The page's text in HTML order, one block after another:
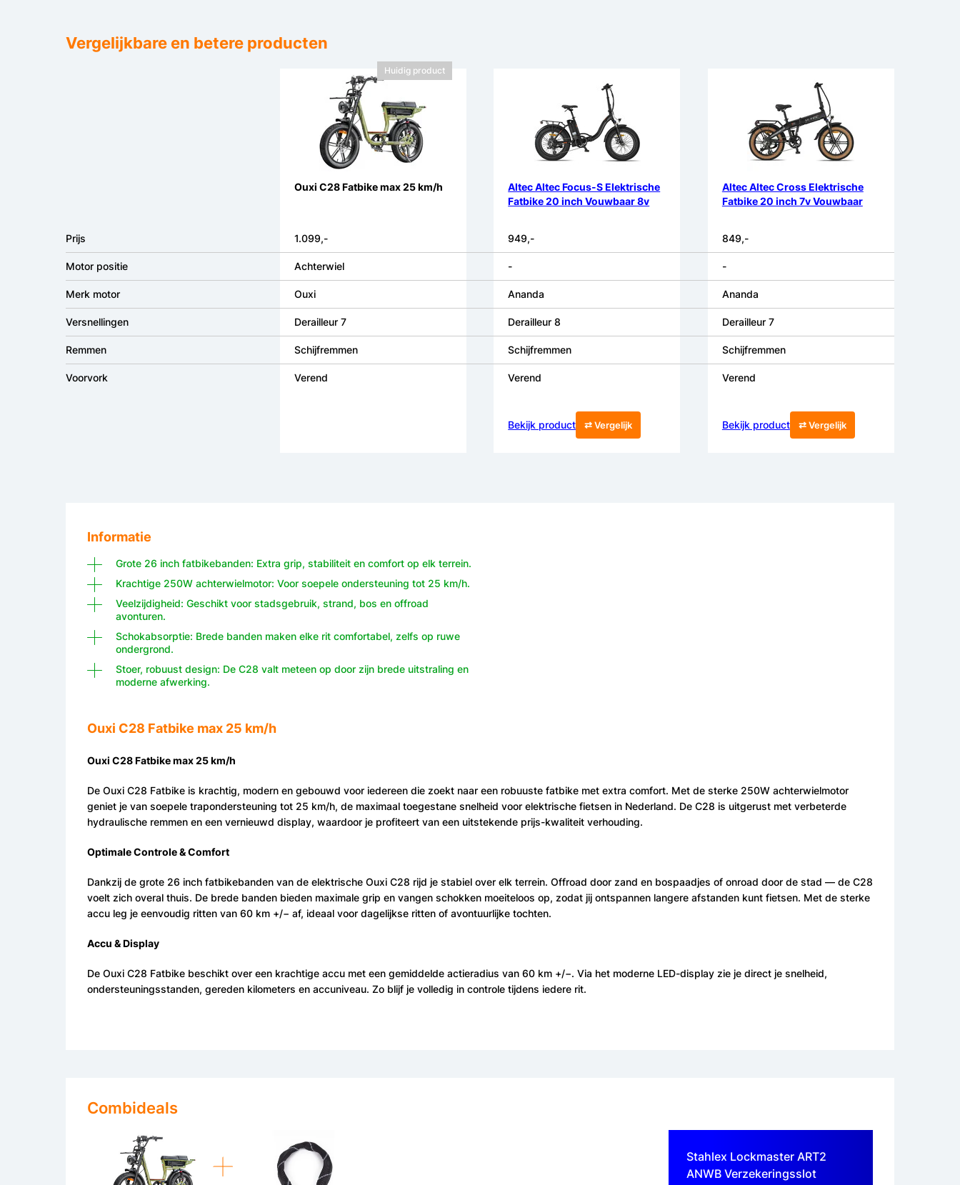
Vergelijkbare en betere producten
Huidig product
Ouxi C28 Fatbike max 25 km/h
Prijs 1.099,-
Motor positie Achterwiel
Merk motor Ouxi
Versnellingen Derailleur 7
Remmen Schijfremmen
Voorvork Verend
Altec Altec Focus-S Elektrische
Fatbike 20 inch Vouwbaar 8v
949,-
-
Ananda
Derailleur 8
Schijfremmen
Verend
Bekijk product ⇄ Vergelijk
Altec Altec Cross Elektrische
Fatbike 20 inch 7v Vouwbaar
849,-
-
Ananda
Derailleur 7
Schijfremmen
Verend
Bekijk product ⇄ Vergelijk
Combideals
Stahlex Lockmaster ART2
ANWB Verzekeringsslot
Informatie
Grote 26 inch fatbikebanden: Extra grip, stabiliteit en comfort op elk terrein.
Krachtige 250W achterwielmotor: Voor soepele ondersteuning tot 25 km/h.
Veelzijdigheid: Geschikt voor stadsgebruik, strand, bos en offroad
avonturen.
Schokabsorptie: Brede banden maken elke rit comfortabel, zelfs op ruwe
ondergrond.
Stoer, robuust design: De C28 valt meteen op door zijn brede uitstraling en
moderne afwerking.
Ouxi C28 Fatbike max 25 km/h
Ouxi C28 Fatbike max 25 km/h
De Ouxi C28 Fatbike is krachtig, modern en gebouwd voor iedereen die zoekt naar een robuuste fatbike met extra comfort. Met de sterke 250W achterwielmotor
geniet je van soepele trapondersteuning tot 25 km/h, de maximaal toegestane snelheid voor elektrische fietsen in Nederland. De C28 is uitgerust met verbeterde
hydraulische remmen en een vernieuwd display, waardoor je profiteert van een uitstekende prijs-kwaliteit verhouding.
Optimale Controle & Comfort
Dankzij de grote 26 inch fatbikebanden van de elektrische Ouxi C28 rijd je stabiel over elk terrein. Offroad door zand en bospaadjes of onroad door de stad — de C28
voelt zich overal thuis. De brede banden bieden maximale grip en vangen schokken moeiteloos op, zodat jij ontspannen langere afstanden kunt fietsen. Met de sterke
accu leg je eenvoudig ritten van 60 km +/− af, ideaal voor dagelijkse ritten of avontuurlijke tochten.
Accu & Display
De Ouxi C28 Fatbike beschikt over een krachtige accu met een gemiddelde actieradius van 60 km +/−. Via het moderne LED-display zie je direct je snelheid,
ondersteuningsstanden, gereden kilometers en accuniveau. Zo blijf je volledig in controle tijdens iedere rit.